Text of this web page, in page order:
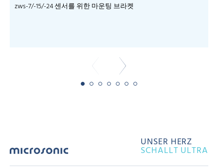
zws-7/-15/-24 센서를 위한 마운팅 브라켓
UNSER HERZ
SCHALLT ULTRA